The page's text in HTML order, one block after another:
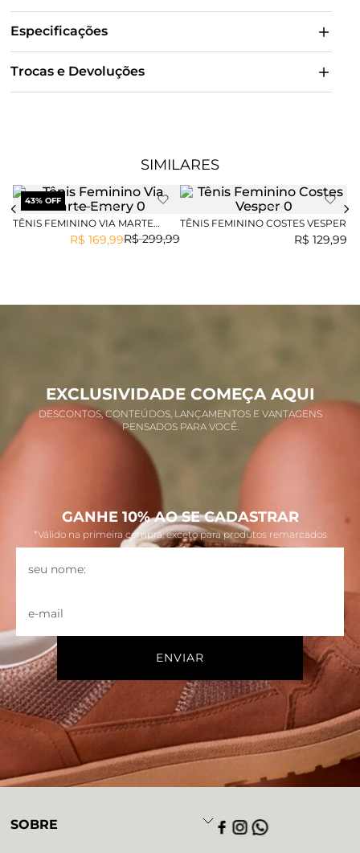
Especificações
Trocas e Devoluções
SIMILARES
43% OFF
TÊNIS FEMININO VIA MARTE
R$ 299,99
R$ 169,99
TÊNIS FEMININO COSTES VESPER
R$ 129,99
EXCLUSIVIDADE COMEÇA AQUI
DESCONTOS, CONTEÚDOS, LANÇAMENTOS E VANTAGENS
PENSADOS PARA VOCÊ.
GANHE 10% AO SE CADASTRAR
*Válido na primeira compra, exceto para produtos remarcados
SOBRE